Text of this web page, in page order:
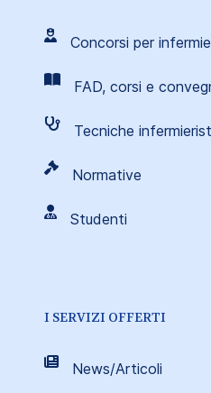
Concorsi per
FAD, corsi e
Tecniche
Normative
Studenti
I SERVIZI OFFERTI
News/Articoli